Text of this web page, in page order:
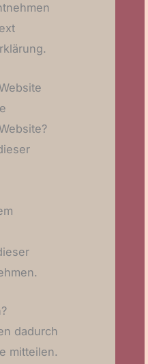
dadurch
mitteilen.